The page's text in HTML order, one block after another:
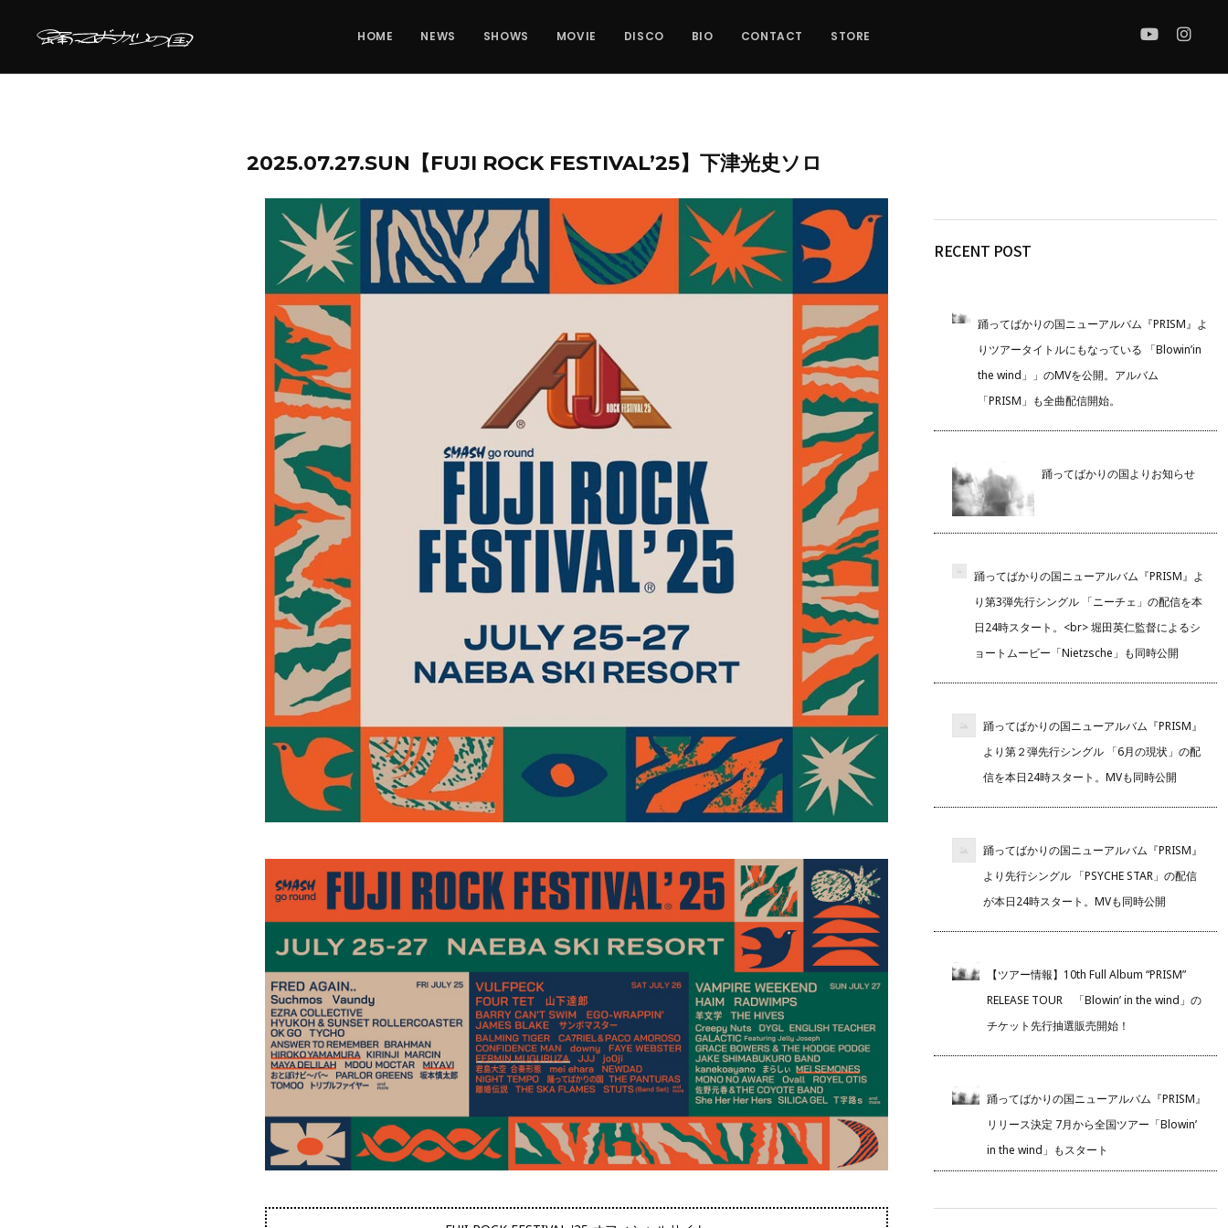
HOME NEWS SHOWS MOVIE DISCO BIO CONTACT STORE
2025.07.27.SUN【FUJI ROCK FESTIVAL’25】下津光史ソロ
RECENT POST
踊ってばかりの国ニューアルバム『PRISM』よ
りツアータイトルにもなっている 「Blowin’in
the wind」」のMVを公開。アルバム
「PRISM」も全曲配信開始。
踊ってばかりの国よりお知らせ
踊ってばかりの国ニューアルバム『PRISM』よ
り第3弾先行シングル 「ニーチェ」の配信を本
日24時スタート。<br> 堀田英仁監督によるシ
ョートムービー「Nietzsche」も同時公開
踊ってばかりの国ニューアルバム『PRISM』
より第２弾先行シングル 「6月の現状」の配
信を本日24時スタート。MVも同時公開
踊ってばかりの国ニューアルバム『PRISM』
より先行シングル 「PSYCHE STAR」の配信
が本日24時スタート。MVも同時公開
【ツアー情報】10th Full Album “PRISM”
RELEASE TOUR 「Blowin’ in the wind」の
チケット先行抽選販売開始！
踊ってばかりの国ニューアルバム『PRISM』
リリース決定 7月から全国ツアー「Blowin’
in the wind」もスタート